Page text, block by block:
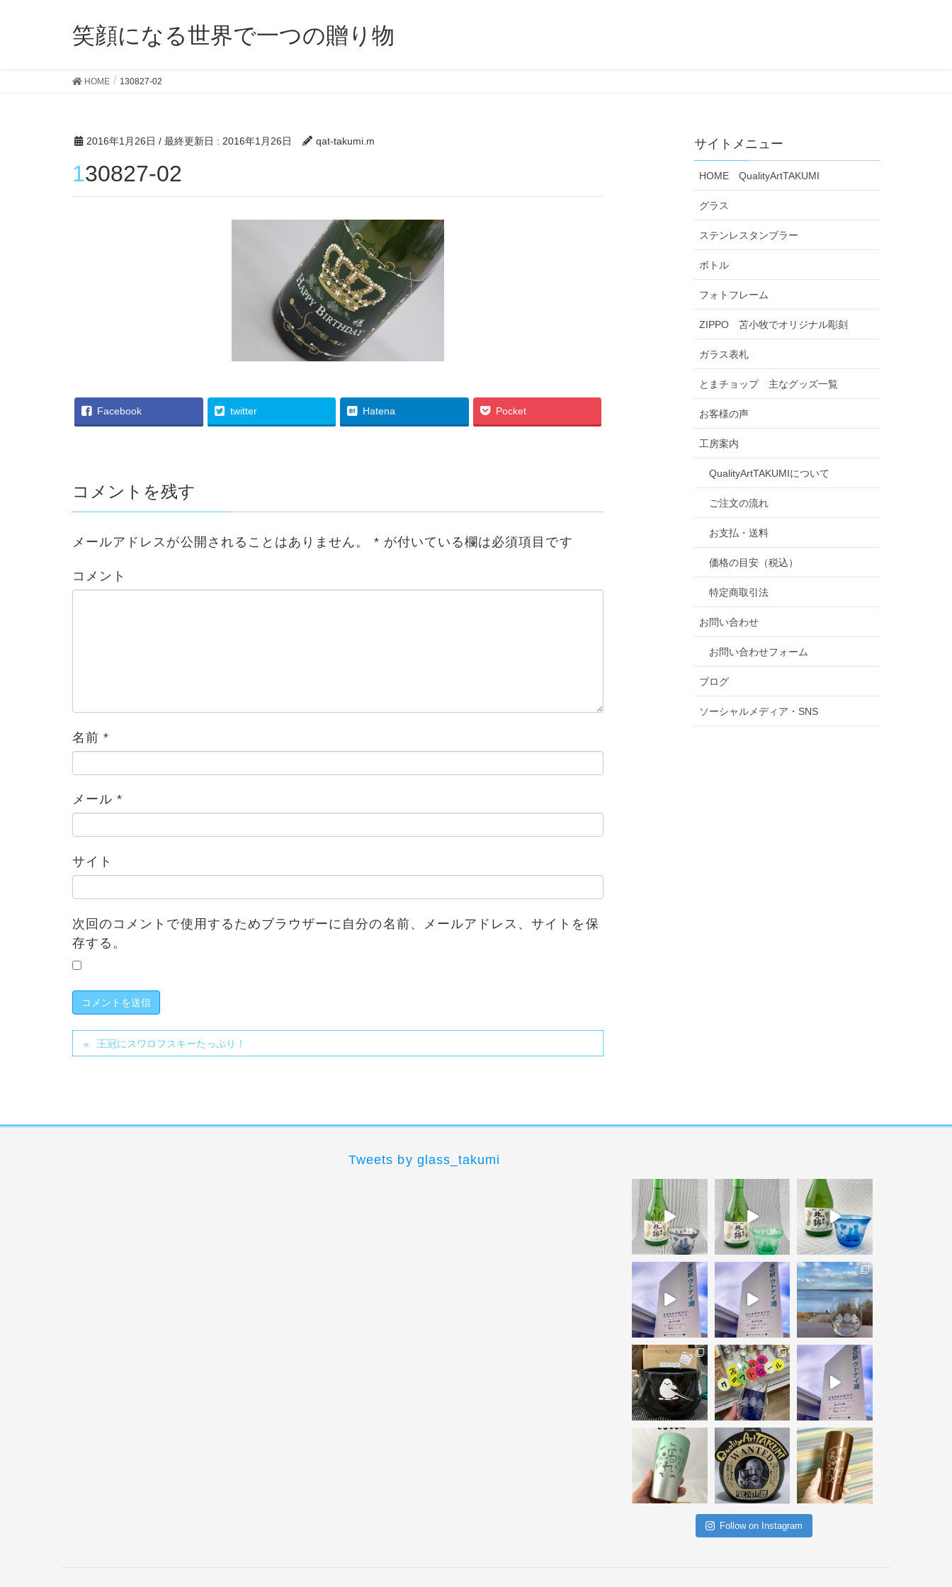
笑顔になる世界で一つの贈り物
HOME 130827-02
2016年1月26日 / 最終更新日 : 2016年1月26日 qat-takumi.m
130827-02
Facebook twitter Hatena Pocket
コメントを残す
メールアドレスが公開されることはありません。 * が付いている欄は必須項目です
コメント
名前*
メール*
サイト
次回のコメントで使用するためブラウザーに自分の名前、メールアドレス、サイトを保
存する。
王冠にスワロフスキーたっぷり！
サイトメニュー
HOME QualityArtTAKUMI
グラス
ステンレスタンブラー
ボトル
フォトフレーム
ZIPPO 苫小牧でオリジナル彫刻
ガラス表札
とまチョップ 主なグッズ一覧
お客様の声
工房案内
QualityArtTAKUMIについて
ご注文の流れ
お支払・送料
価格の目安（税込）
特定商取引法
お問い合わせ
お問い合わせフォーム
ブログ
ソーシャルメディア・SNS
Tweets by glass_takumi
Follow on Instagram